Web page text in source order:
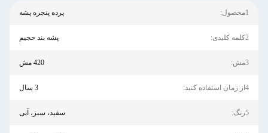
1محصول: پرده پنجره پشه
2کلمه کلیدی: پشه بند حجیم
3مش: 420 مش
4از زمان استفاده کنید: 3 سال
5رنگ: سفید، سبز، آبی